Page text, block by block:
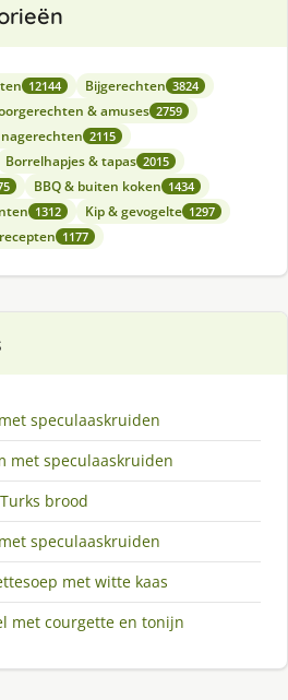
12144 Bijgerechten 3824
& amuses 2759
2115
Borrelhapjes & tapas 2015
BBQ & buiten koken 1434
1312 Kip & gevogelte 1297
1177
speculaaskruiden
met speculaaskruiden
brood
speculaaskruiden
met witte kaas
met courgette en tonijn